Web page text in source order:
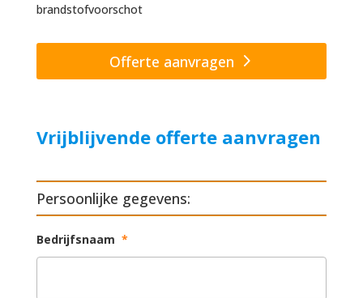
brandstofvoorschot
Offerte aanvragen
Vrijblijvende offerte aanvragen
Persoonlijke gegevens:
Bedrijfsnaam *